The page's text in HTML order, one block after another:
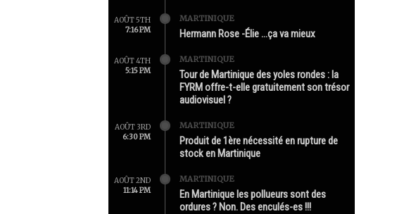
AOÛT 5TH
7:16 PM
MARTINIQUE
Hermann Rose -Élie …ça va mieux
AOÛT 4TH
5:15 PM
MARTINIQUE
Tour de Martinique des yoles rondes : la
FYRM offre-t-elle gratuitement son trésor
audiovisuel ?
AOÛT 3RD
6:30 PM
MARTINIQUE
Produit de 1ère nécessité en rupture de
stock en Martinique
AOÛT 2ND
11:14 PM
MARTINIQUE
En Martinique les pollueurs sont des
ordures ? Non. Des enculés-es !!!